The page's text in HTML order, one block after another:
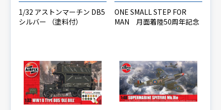
1/32 アストンマーチン DB5
シルバー （塗料付）
ONE SMALL STEP FOR
MAN 月面着陸50周年記念